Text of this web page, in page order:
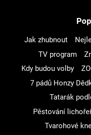
Jak zhubnout
TV program
Kdy budou volby
7 pádů Honzy
Tatarák
Pěstování
Tvarohové